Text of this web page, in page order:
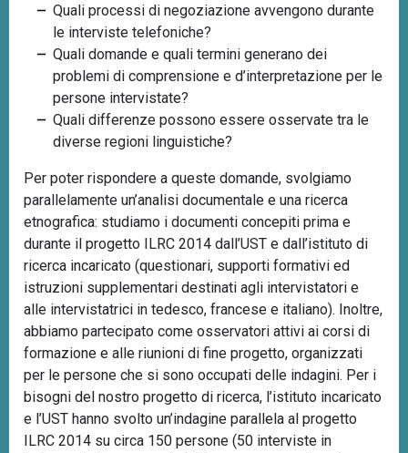
Quali processi di negoziazione avvengono durante
le interviste telefoniche?
Quali domande e quali termini generano dei
problemi di comprensione e d’interpretazione per le
persone intervistate?
Quali differenze possono essere osservate tra le
diverse regioni linguistiche?
Per poter rispondere a queste domande, svolgiamo
parallelamente un’analisi documentale e una ricerca
etnografica: studiamo i documenti concepiti prima e
durante il progetto ILRC 2014 dall’UST e dall’istituto di
ricerca incaricato (questionari, supporti formativi ed
istruzioni supplementari destinati agli intervistatori e
alle intervistatrici in tedesco, francese e italiano). Inoltre,
abbiamo partecipato come osservatori attivi ai corsi di
formazione e alle riunioni di fine progetto, organizzati
per le persone che si sono occupati delle indagini. Per i
bisogni del nostro progetto di ricerca, l’istituto incaricato
e l’UST hanno svolto un’indagine parallela al progetto
ILRC 2014 su circa 150 persone (50 interviste in